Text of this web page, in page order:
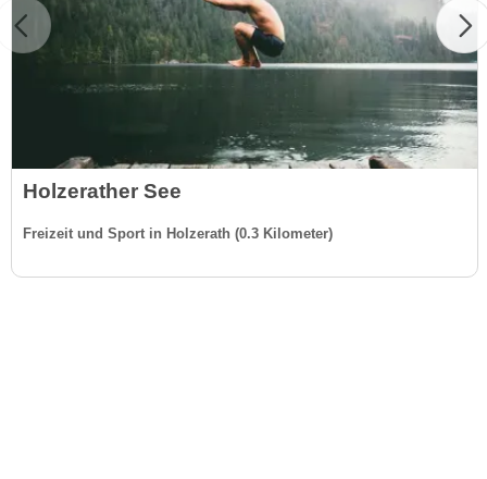
Holzerather See
Freizeit und Sport in Holzerath (0.3 Kilometer)